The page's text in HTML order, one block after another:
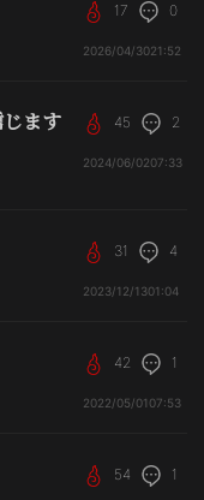
17 0
2026/04/3021:52
ます 45 2
2024/06/0207:33
31 4
2023/12/1301:04
42 1
2022/05/01 07:53
54 1